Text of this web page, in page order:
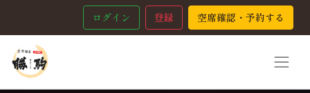
ログイン 登録 空席確認・予約する